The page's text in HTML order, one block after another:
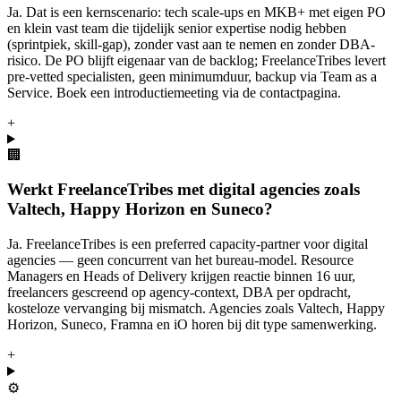
Ja. Dat is een kernscenario: tech scale-ups en MKB+ met eigen PO
en klein vast team die tijdelijk senior expertise nodig hebben
(sprintpiek, skill-gap), zonder vast aan te nemen en zonder DBA-
risico. De PO blijft eigenaar van de backlog; FreelanceTribes levert
pre-vetted specialisten, geen minimumduur, backup via Team as a
Service. Boek een introductiemeeting via de contactpagina.
+
🏢
Werkt FreelanceTribes met digital agencies zoals
Valtech, Happy Horizon en Suneco?
Ja. FreelanceTribes is een preferred capacity-partner voor digital
agencies — geen concurrent van het bureau-model. Resource
Managers en Heads of Delivery krijgen reactie binnen 16 uur,
freelancers gescreend op agency-context, DBA per opdracht,
kosteloze vervanging bij mismatch. Agencies zoals Valtech, Happy
Horizon, Suneco, Framna en iO horen bij dit type samenwerking.
+
⚙️